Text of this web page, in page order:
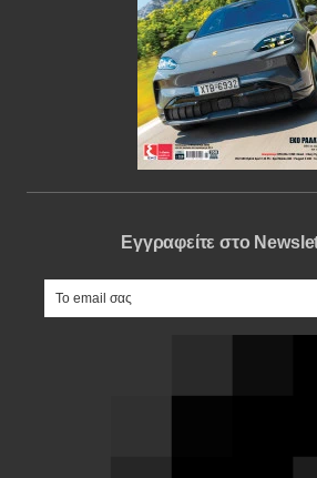
Εγγραφείτε στο
e-mail